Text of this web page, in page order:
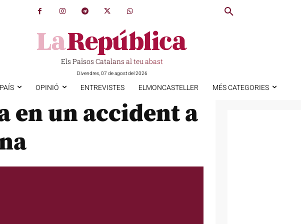
Els Països Catalans al teu abast
Divendres, 07 de agost del 2026
OPINIÓ ENTREVISTES ELMONCASTELLER MÉS CATEGORIES
en un accident a